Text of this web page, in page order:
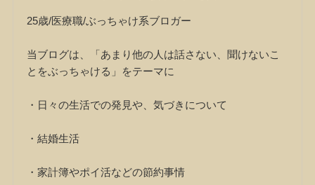
25歳/医療職/ぶっちゃけ系ブロガー
当ブログは、「あまり他の人は話さない、聞けないこ
とをぶっちゃける」をテーマに
・日々の生活での発見や、気づきについて
・結婚生活
・家計簿やポイ活などの節約事情